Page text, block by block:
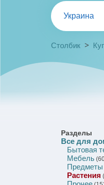
Украина
Столбик >
Разделы
Все для
Бытовая
Мебель
Предметы
Растения